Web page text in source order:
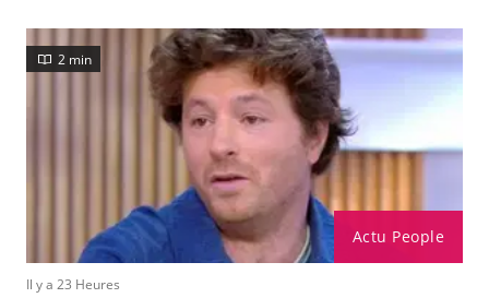
Actu People
2 min
Il y a 23 Heures